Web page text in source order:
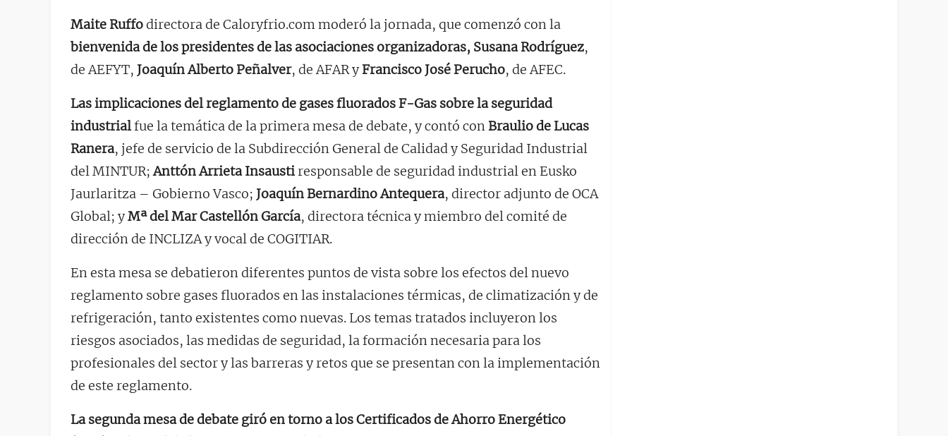
Maite Ruffodirectora de Caloryfrio.com moderó la jornada, que comenzó con la
bienvenida de los presidentes de las asociaciones organizadoras, Susana Rodríguez,
de AEFYT, Joaquín Alberto Peñalver, de AFAR yFrancisco José Perucho, de AFEC.
Las implicaciones del reglamento de gases fluorados F-Gas sobre la seguridad
industrialfue la temática de la primera mesa de debate, y contó con Braulio de Lucas
Ranera, jefe de servicio de la Subdirección General de Calidad y Seguridad Industrial
del MINTUR;Anttón Arrieta Insaustiresponsable de seguridad industrial en Eusko
Jaurlaritza – Gobierno Vasco; Joaquín Bernardino Antequera, director adjunto de OCA
Global; yMª del Mar Castellón García, directora técnica y miembro del comité de
dirección de INCLIZA y vocal de COGITIAR.
En esta mesa se debatieron diferentes puntos de vista sobre los efectos del nuevo
reglamento sobre gases fluorados en las instalaciones térmicas, de climatización y de
refrigeración, tanto existentes como nuevas. Los temas tratados incluyeron los
riesgos asociados, las medidas de seguridad, la formación necesaria para los
profesionales del sector y las barreras y retos que se presentan con la implementación
de este reglamento.
La segunda mesa de debate giró en torno a los Certificados de Ahorro Energético